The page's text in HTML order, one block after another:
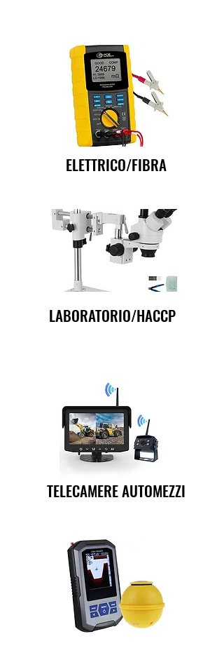
ELETTRICO/FIBRA
LABORATORIO/HACCP
TELECAMERE AUTOMEZZI